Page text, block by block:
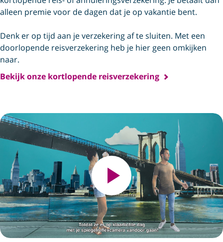
alleen premie voor de dagen dat je op vakantie bent.
Denk er op tijd aan je verzekering af te sluiten. Met een
doorlopende reisverzekering heb je hier geen omkijken
naar.
Bekijk onze kortlopende reisverzekering